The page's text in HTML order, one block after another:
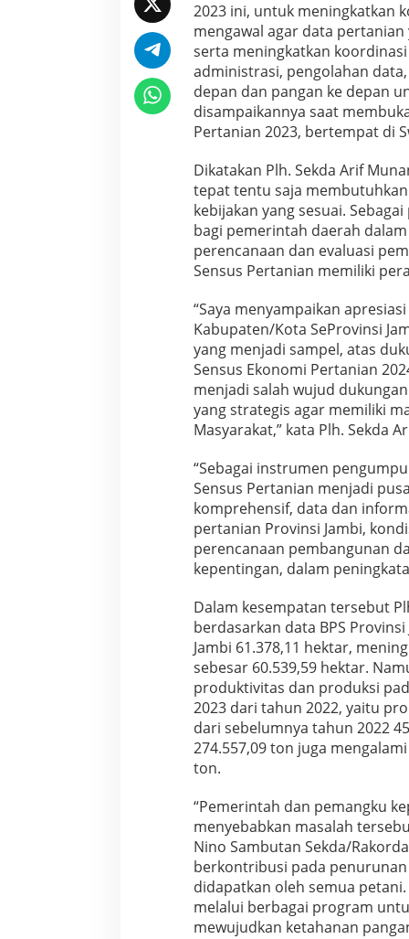
u
n
g
a
k
o
r
S
e
n
s
u
s
P
r
t
a
n
a
n
2
3
2023 ini, untuk meningkatkan
mengawal agar data
serta meningkatkan
administrasi, pengolahan
depan dan pangan ke depan
disampaikannya saat
Pertanian 2023, bertempat di
Dikatakan Plh. Sekda Arif
tepat tentu saja
kebijakan yang sesuai.
bagi pemerintah daerah
perencanaan dan evaluasi
Sensus Pertanian memiliki
“Saya menyampaikan
Kabupaten/Kota SeProvinsi
yang menjadi sampel, atas
Sensus Ekonomi Pertanian
menjadi salah wujud
yang strategis agar memiliki
Masyarakat,” kata Plh. Sekda
“Sebagai instrumen
Sensus Pertanian menjadi
komprehensif, data dan
pertanian Provinsi Jambi,
perencanaan pembangunan
kepentingan, dalam
Dalam kesempatan tersebut
berdasarkan data BPS
Jambi 61.378,11 hektar,
sebesar 60.539,59 hektar.
produktivitas dan produksi
2023 dari tahun 2022, yaitu
dari sebelumnya tahun 2022
274.557,09 ton juga
ton.
“Pemerintah dan pemangku
menyebabkan masalah
Nino Sambutan Sekda/
berkontribusi pada
didapatkan oleh semua
melalui berbagai program
mewujudkan ketahanan